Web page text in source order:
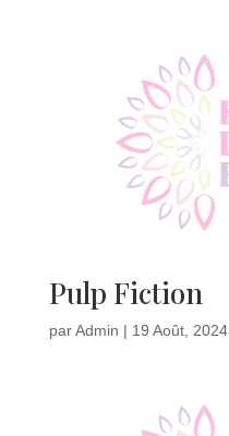
Pulp Fiction
parAdmin | 19 Août, 2024